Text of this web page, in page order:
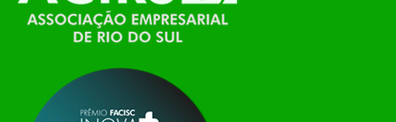
Conexão Tech NIAVI, reunindo empresas de
tecnologia da região para uma noite de
apresentação de novas iniciativas para o setor. O
encontro aconteceu em Rio…